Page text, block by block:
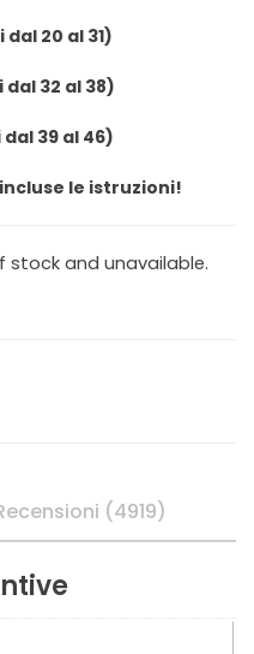
20 al 31)
32 al 38)
39 al 46)
le istruzioni!
stock and unavailable.
(4919)